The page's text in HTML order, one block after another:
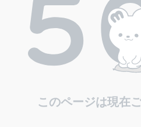
このページは現在